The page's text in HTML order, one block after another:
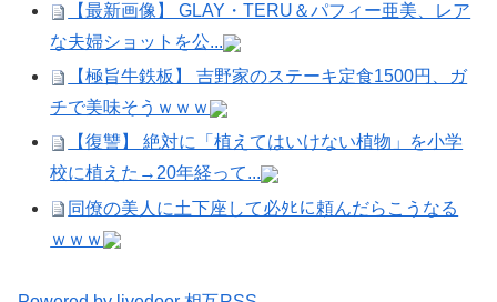
【最新画像】 GLAY・TERU＆パフィー亜美、レア
な夫婦ショットを公...
【極旨牛鉄板】 吉野家のステーキ定食1500円、ガ
チで美味そうｗｗｗ
【復讐】 絶対に「植えてはいけない植物」を小学
校に植えた→20年経って...
同僚の美人に土下座して必ﾀﾋに頼んだらこうなる
ｗｗｗ